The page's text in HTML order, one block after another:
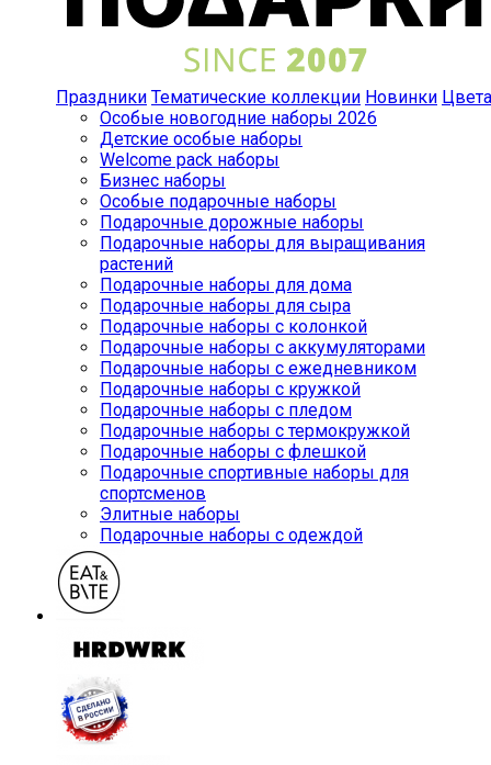
Праздники Тематические коллекции Новинки Цвета
Особые новогодние наборы 2026
Детские особые наборы
Welcome pack наборы
Бизнес наборы
Особые подарочные наборы
Подарочные дорожные наборы
Подарочные наборы для выращивания
растений
Подарочные наборы для дома
Подарочные наборы для сыра
Подарочные наборы с колонкой
Подарочные наборы с аккумуляторами
Подарочные наборы с ежедневником
Подарочные наборы с кружкой
Подарочные наборы с пледом
Подарочные наборы с термокружкой
Подарочные наборы с флешкой
Подарочные спортивные наборы для
спортсменов
Элитные наборы
Подарочные наборы с одеждой